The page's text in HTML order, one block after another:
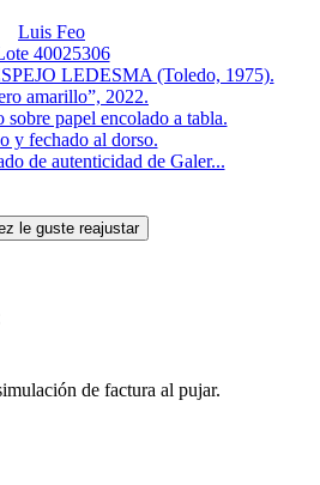
Luis Feo
40025306
LEDESMA (Toledo, 1975).
amarillo”, 2022.
papel encolado a tabla.
y fechado al dorso.
de autenticidad de Galer...
de factura al pujar.